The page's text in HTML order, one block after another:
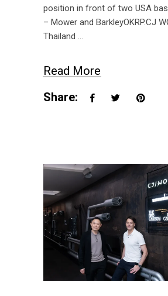
position in front of two USA
– Mower and BarkleyOKRP.CJ
Thailand
Read More
Share: